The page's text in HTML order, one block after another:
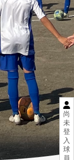
尚
未
登
入
球
員